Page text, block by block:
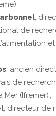
;
,
de
, ancien
de
(Ifremer) ;
, directeur de